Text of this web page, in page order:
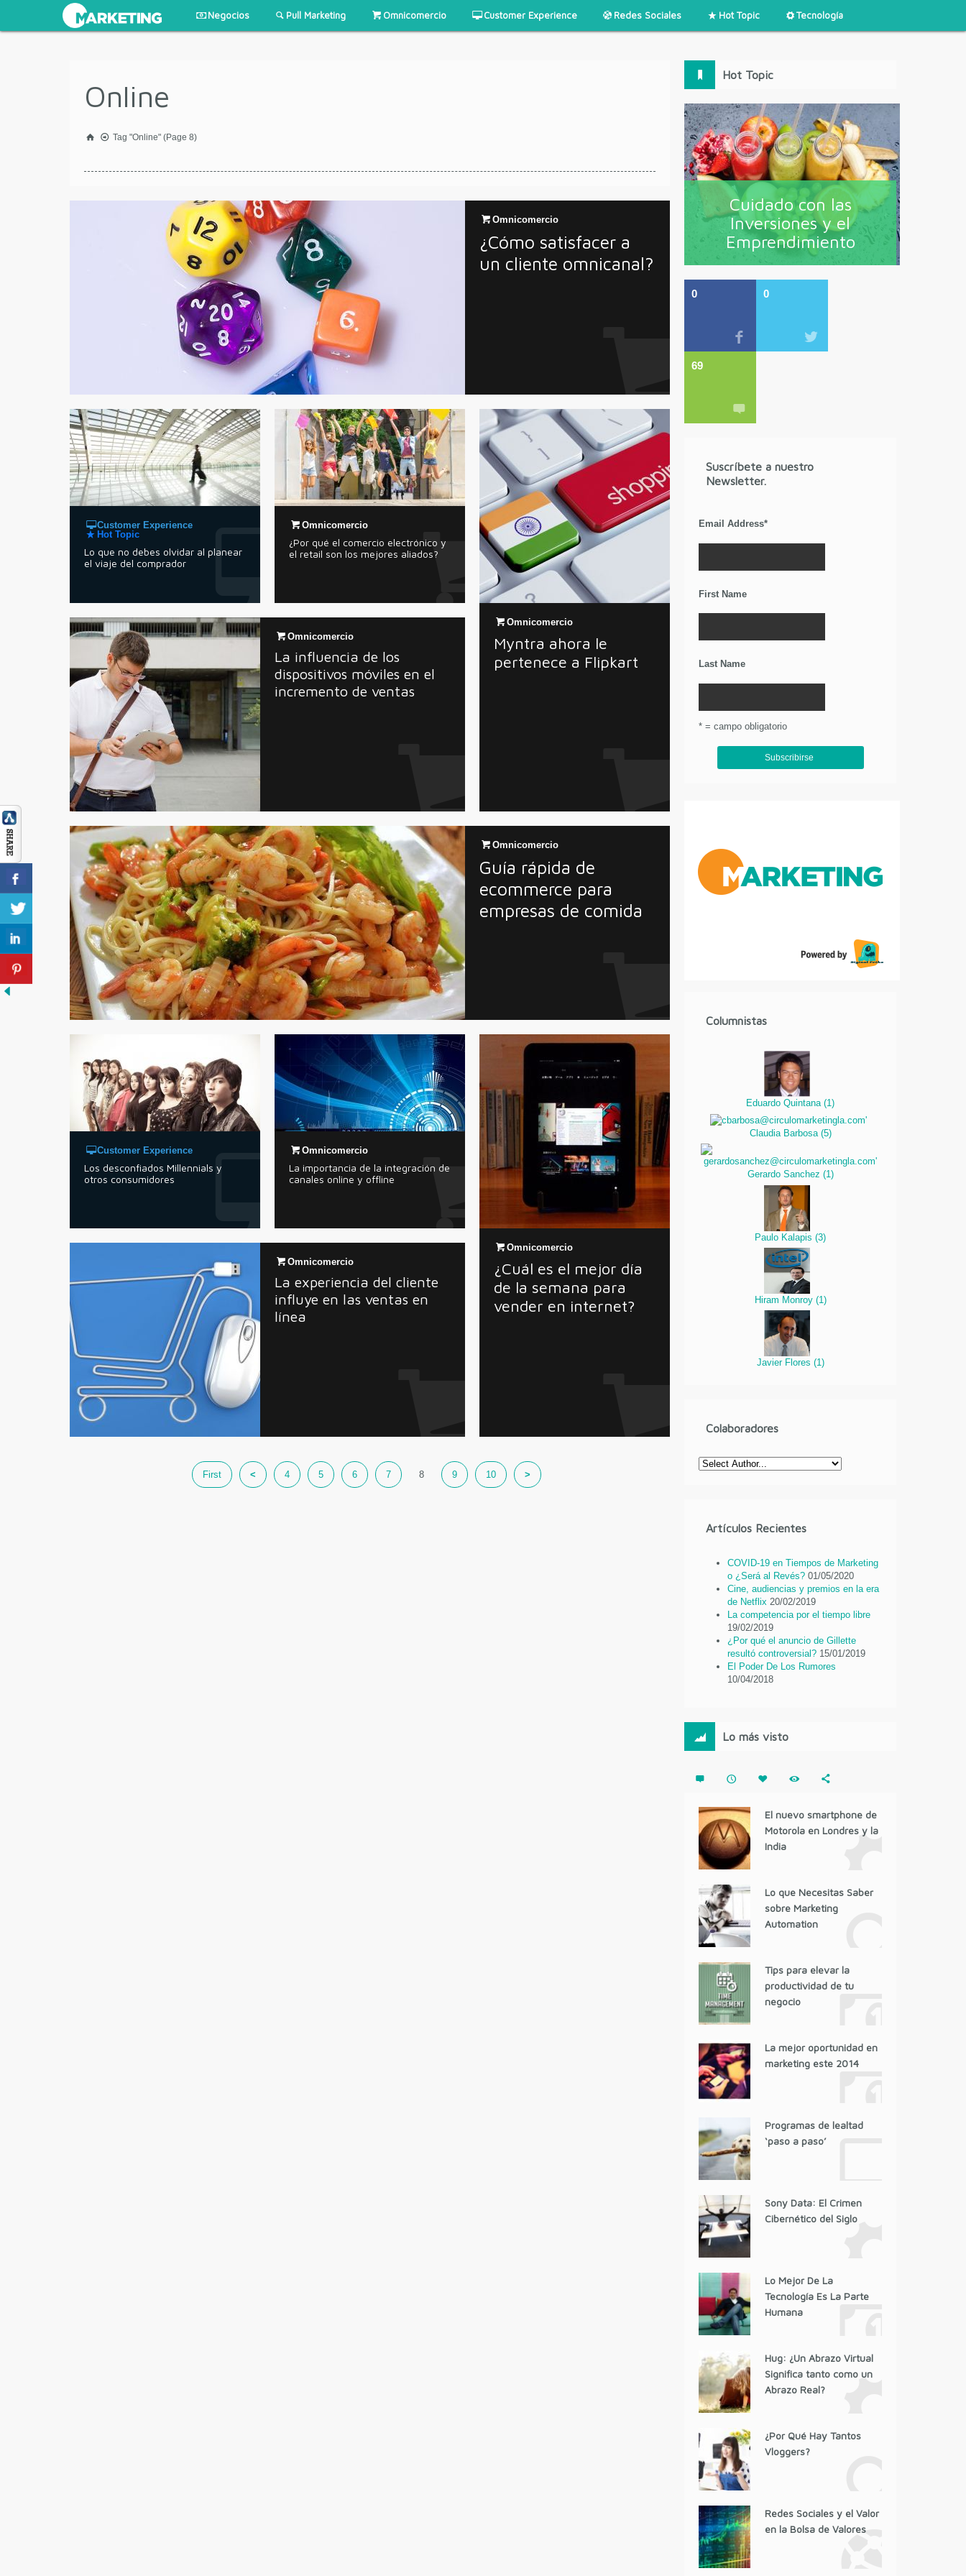
Negocios Pull Marketing Omnicomercio Customer Experience Redes Sociales Hot Topic Tecnología
Online
Tag "Online"(Page 8)
Omnicomercio
¿Cómo satisfacer a
un cliente omnicanal?
Customer Experience
Hot Topic
Lo que no debes olvidar al planear
el viaje del comprador
Omnicomercio
¿Por qué el comercio electrónico y
el retail son los mejores aliados?
Omnicomercio
La influencia de los
dispositivos móviles en el
incremento de ventas
Omnicomercio
Myntra ahora le
pertenece a Flipkart
Omnicomercio
Guía rápida de
ecommerce para
empresas de comida
Customer Experience
Los desconfiados Millennials y
otros consumidores
Omnicomercio
La importancia de la integración de
canales online y offline
Omnicomercio
La experiencia del cliente
influye en las ventas en
línea
Omnicomercio
¿Cuál es el mejor día
de la semana para
vender en internet?
First < 4 5 6 7 8 9 10 >
Hot Topic
Cuidado con las
Inversiones y el
Emprendimiento
0 0
69
Suscríbete a nuestro
Newsletter.
Email Address*
First Name
Last Name
* = campo obligatorio
Columnistas
Eduardo Quintana(1)
Claudia Barbosa (5)
Gerardo Sanchez (1)
Paulo Kalapis(3)
Hiram Monroy (1)
Javier Flores (1 )
Colaboradores
Artículos Recientes
COVID-19 en Tiempos de Marketing
o ¿Será al Revés? 01/05/2020
Cine, audiencias y premios en la era
de Netflix 20/02/2019
La competencia por el tiempo libre
19/02/2019
¿Por qué el anuncio de Gillette
resultó controversial? 15/01/2019
El Poder De Los Rumores
10/04/2018
Lo más visto
El nuevo smartphone de
Motorola en Londres y la
India
Lo que Necesitas Saber
sobre Marketing
Automation
Tips para elevar la
productividad de tu
negocio
La mejor oportunidad en
marketing este 2014
Programas de lealtad
‘paso a paso’
Sony Data: El Crimen
Cibernético del Siglo
Lo Mejor De La
Tecnología Es La Parte
Humana
Hug: ¿Un Abrazo Virtual
Significa tanto como un
Abrazo Real?
¿Por Qué Hay Tantos
Vloggers?
Redes Sociales y el Valor
en la Bolsa de Valores